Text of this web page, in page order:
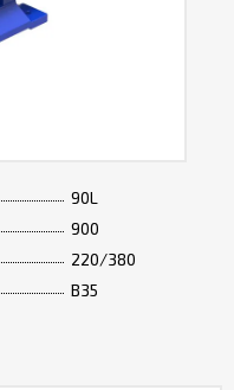
90L
900
220/380
B35